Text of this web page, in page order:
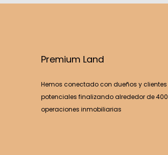
Premium Land
Hemos conectado con dueños y clientes
potenciales finalizando alrededor de 400
operaciones inmobiliarias